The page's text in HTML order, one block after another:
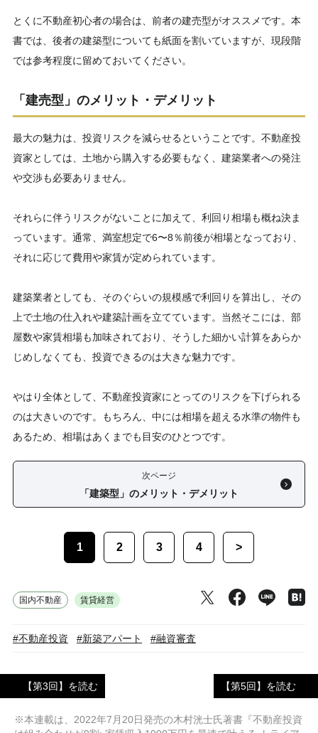
とくに不動産初心者の場合は、前者の建売型がオススメです。本
書では、後者の建築型についても紙面を割いていますが、現段階
では参考程度に留めておいてください。
「建売型」のメリット・デメリット
最大の魅力は、投資リスクを減らせるということです。不動産投
資家としては、土地から購入する必要もなく、建築業者への発注
や交渉も必要ありません。
それらに伴うリスクがないことに加えて、利回り相場も概ね決ま
っています。通常、満室想定で6〜8％前後が相場となっており、
それに応じて費用や家賃が定められています。
建築業者としても、そのぐらいの規模感で利回りを算出し、その
上で土地の仕入れや建築計画を立てています。当然そこには、部
屋数や家賃相場も加味されており、そうした細かい計算をあらか
じめしなくても、投資できるのは大きな魅力です。
やはり全体として、不動産投資家にとってのリスクを下げられる
のは大きいのです。もちろん、中には相場を超える水準の物件も
あるため、相場はあくまでも目安のひとつです。
次ページ
「建築型」のメリット・デメリット
1 2 3 4 >
国内不動産 賃貸経営
#不動産投資 #新築アパート #融資審査
【第3回】を読む 【第5回】を読む
※本連載は、2022年7月20日発売の木村洸士氏著書『不動産投資